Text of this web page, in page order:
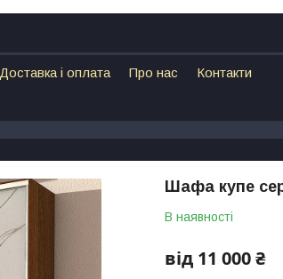
Доставка і оплата Про нас Контакти
Шафа купе
В наявності
від 11 000 ₴